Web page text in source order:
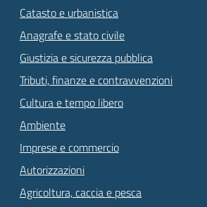
Catasto e urbanistica
Anagrafe e stato civile
Giustizia e sicurezza pubblica
Tributi, finanze e contravvenzioni
Cultura e tempo libero
Ambiente
Imprese e commercio
Autorizzazioni
Agricoltura, caccia e pesca